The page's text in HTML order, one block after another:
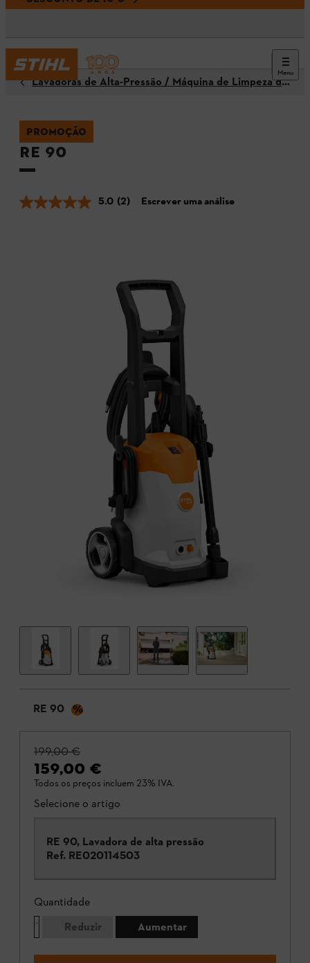
Menu
Lavadoras de Alta-Pressão / Máquina de Limpeza de Alta-Pressão
PROMOÇÃO
RE 90
5.0 (2) Escrever uma análise
RE 90 %
199,00 €
159,00 €
Todos os preços incluem 23% IVA.
Selecione o artigo
RE 90, Lavadora de alta pressão
Ref. RE020114503
Quantidade
Reduzir
Aumentar